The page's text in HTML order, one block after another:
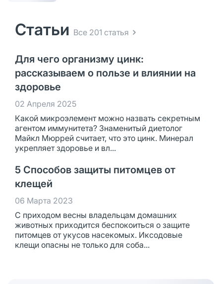
Статьи Все 201 статья
Для чего организму цинк:
рассказываем о пользе и влиянии на
здоровье
02 Апреля 2025
Какой микроэлемент можно назвать секретным
агентом иммунитета? Знаменитый диетолог
Майкл Мюррей считает, что это цинк. Минерал
укрепляет здоровье и вл...
5 Способов защиты питомцев от
клещей
06 Марта 2023
С приходом весны владельцам домашних
животных приходится беспокоиться о защите
питомцев от укусов насекомых. Иксодовые
клещи опасны не только для соба...